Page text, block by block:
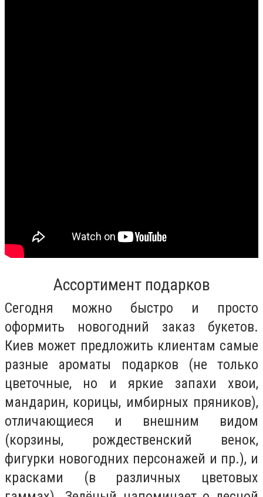
Ассортимент подарков
Сегодня можно быстро и просто
оформить новогодний заказ букетов.
Киев может предложить клиентам самые
разные ароматы подарков (не только
цветочные, но и яркие запахи хвои,
мандарин, корицы, имбирных пряников),
отличающиеся и внешним видом
(корзины, рождественский венок,
фигурки новогодних персонажей и пр.), и
красками (в различных цветовых